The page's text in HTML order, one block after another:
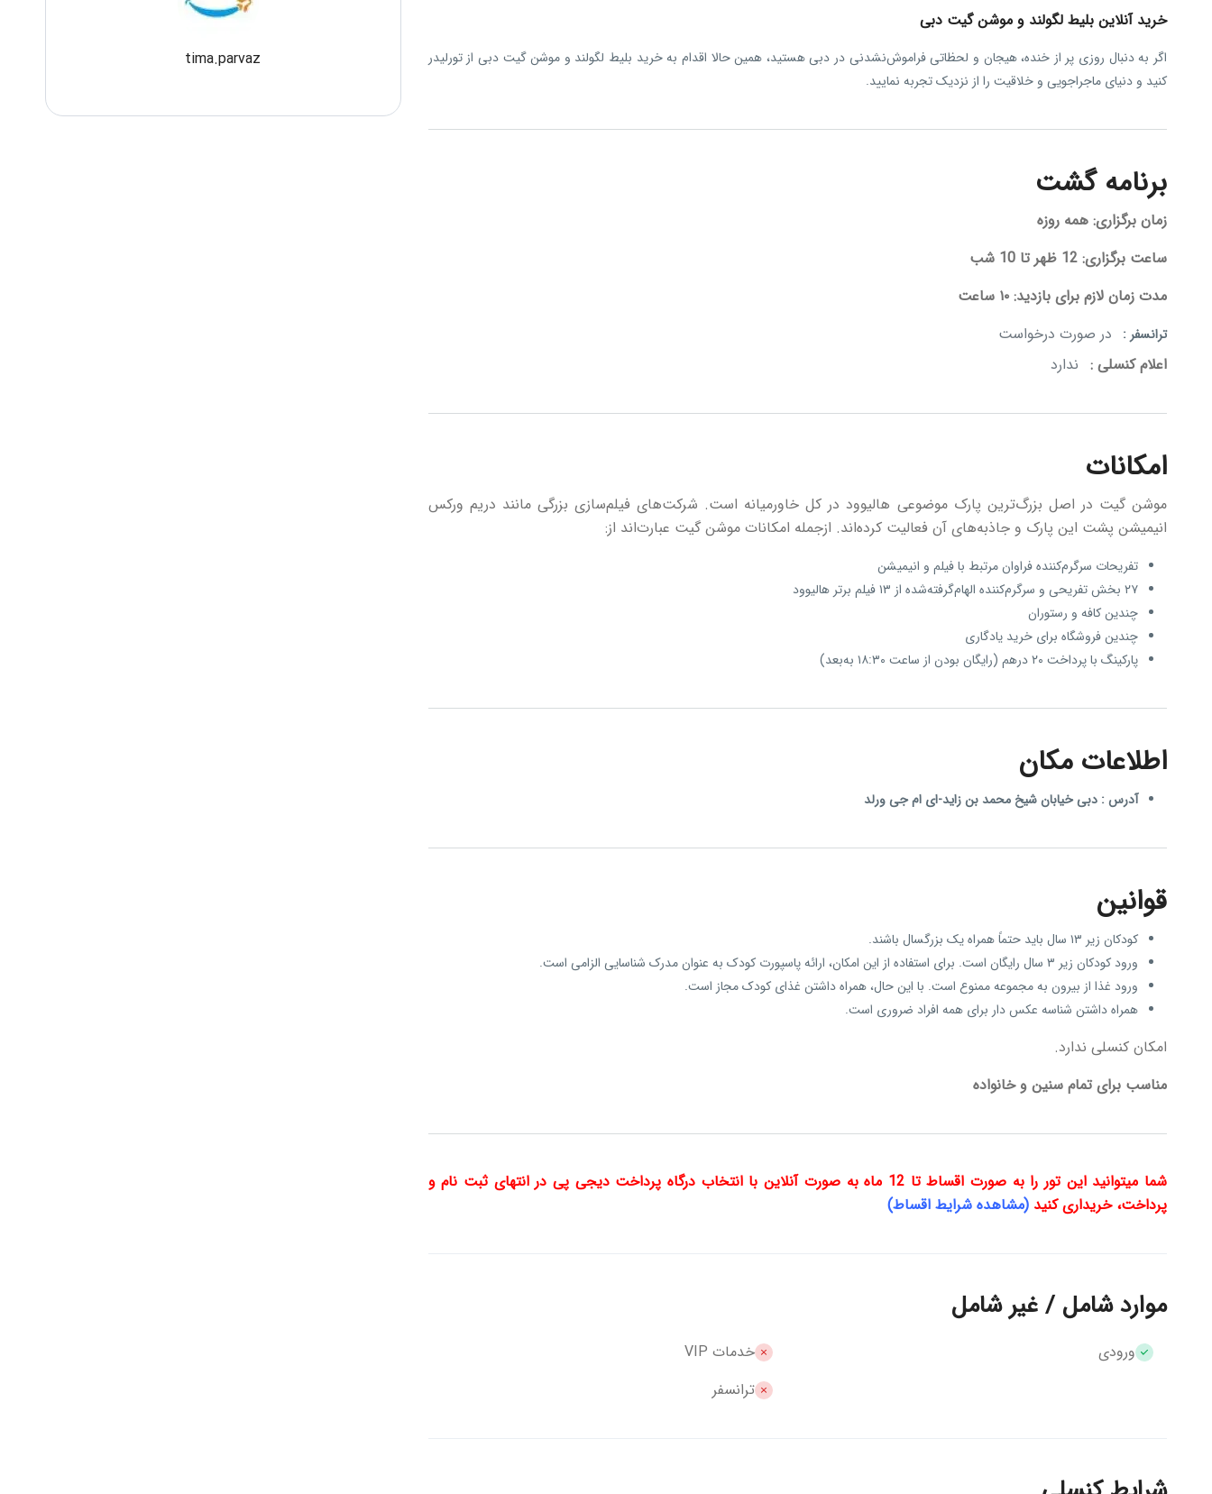
خرید آنلاین بلیط لگولند و موشن گیت دبی
اگر به دنبال روزی پر از خنده، هیجان و لحظاتی فراموش‌نشدنی در دبی هستید، همین حالا اقدام به خرید بلیط لگولند و موشن گیت دبی از تورلیدر
کنید و دنیای ماجراجویی و خلاقیت را از نزدیک تجربه نمایید.
برنامه گشت
زمان برگزاری: همه روزه
ساعت برگزاری:
مدت زمان لازم برای بازدید:
ترانسفر :
در صورت درخواست
اعلام کنسلی : ندارد
امکانات
موشن گیت در اصل بزرگ‌ترین پارک موضوعی هالیوود در کل خاورمیانه است. شرکت‌های فیلم‌سازی بزرگی مانند دریم ورکس
انیمیشن پشت این پارک و جاذبه‌های آن فعالیت کرده‌اند. ازجمله امکانات موشن گیت عبارت‌اند از:
تفریحات سرگرم‌کننده فراوان مرتبط با فیلم و انیمیشن
۲۷ بخش تفریحی و سرگرم‌کننده الهام‌گرفته‌شده از ۱۳ فیلم برتر هالیوود
چندین کافه و رستوران
چندین فروشگاه برای خرید یادگاری
پارکینگ با پرداخت ۲۰ درهم (رایگان بودن از ساعت ۱۸:۳۰ به‌بعد)
اطلاعات مکان
آدرس : دبی خیابان شیخ محمد بن زاید-ای ام جی ورلد
قوانین
کودکان زیر ۱۳ سال باید حتماً همراه یک بزرگسال باشند.
ورود کودکان زیر ۳ سال رایگان است. برای استفاده از این امکان، ارائه پاسپورت کودک به عنوان مدرک شناسایی الزامی است.
ورود غذا از بیرون به مجموعه ممنوع است. با این حال، همراه داشتن غذای کودک مجاز است.
همراه داشتن شناسه عکس دار برای همه افراد ضروری است.
امکان کنسلی ندارد.
مناسب برای تمام سنین و خانواده
شما میتوانید این تور را به صورت اقساط تا 12 ماه به صورت آنلاین با انتخاب درگاه پرداخت دیجی پی در انتهای ثبت نام و
پرداخت، خریداری کنید (مشاهده شرایط اقساط)
موارد شامل / غیر شامل
ورودی
خدمات VIP
ترانسفر
tima.parvaz